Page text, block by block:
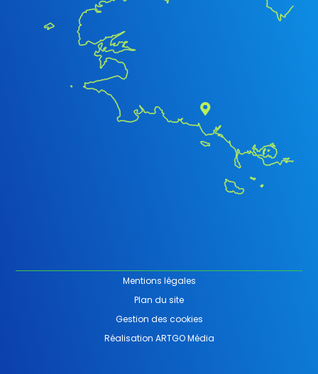
Mentions légales
Plan du site
Gestion des cookies
Réalisation ARTGO Média